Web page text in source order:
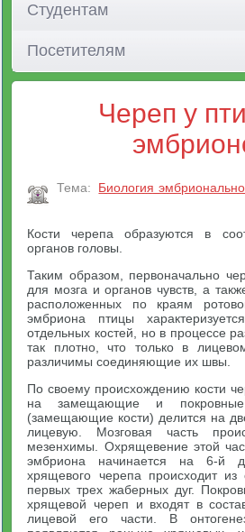
Студентам
Посетителям
Череп у
Тема: Биология
Кости черепа образуются в
органов головы.
Таким образом, первоначально
для мозга и органов чувств, а
расположенных по краям
эмбриона птицы
отдельных костей, но в процессе
так плотно, что только в
различимы соединяющие их швы.
По своему происхождению кости
на замещающие и
(замещающие кости) делится на
лицевую. Мозговая часть
мезенхимы. Охрящевение этой
эмбриона начинается на 6-й
хрящевого черепа происходит из
первых трех жаберных дуг.
хрящевой череп и входят в
лицевой его части. В